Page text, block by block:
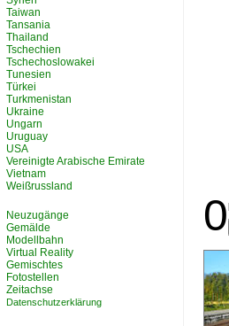
0
Taiwan
Tansania
Thailand
Tschechien
Tschechoslowakei
Tunesien
Türkei
Turkmenistan
Ukraine
Ungarn
Uruguay
USA
Vereinigte Arabische Emirate
Vietnam
Weißrussland
Neuzugänge
Gemälde
Modellbahn
Virtual Reality
Gemischtes
Fotostellen
Zeitachse
Datenschutzerklärung